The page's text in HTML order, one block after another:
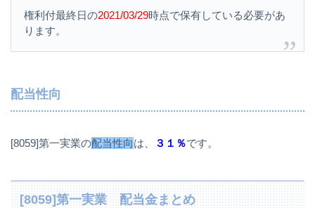
権利付最終日の2021/03/29時点で保有している必要があ
ります。
配当性向
[8059]第一実業の配当性向は、 ３１％です。
[8059]第一実業 配当金まとめ